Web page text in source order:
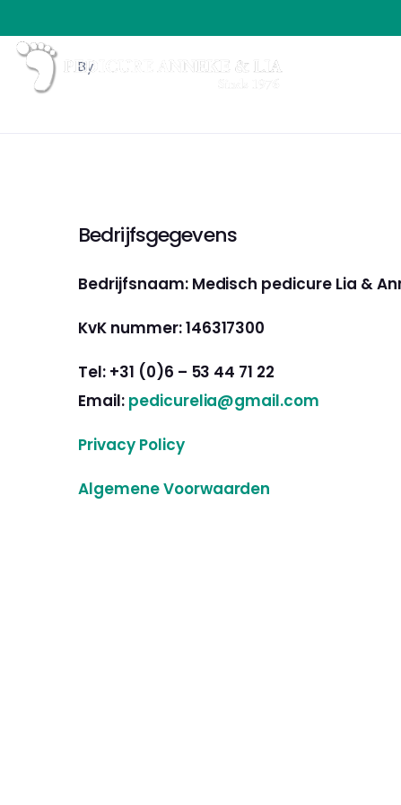
By
Bedrijfsgegevens
Bedrijfsnaam: Medisch pedicure Lia &
KvK nummer: 146317300
Tel: +31 (0)6 – 53 44 71 22
Email: pedicurelia@gmail.com
Privacy Policy
Algemene Voorwaarden